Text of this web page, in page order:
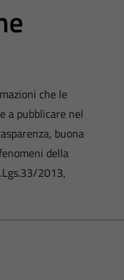
che le
a pubblicare nel
buona
della
2013,